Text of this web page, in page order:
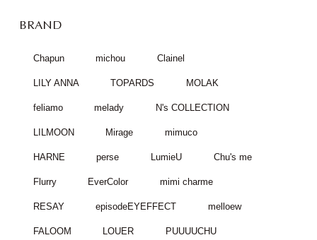
BRAND
Chapun michou Clainel
LILY ANNA TOPARDS MOLAK
feliamo melady N's COLLECTION
LILMOON Mirage mimuco
HARNE perse LumieU Chu's me
Flurry EverColor mimi charme
RESAY episodeEYEFFECT melloew
FALOOM LOUER PUUUUCHU